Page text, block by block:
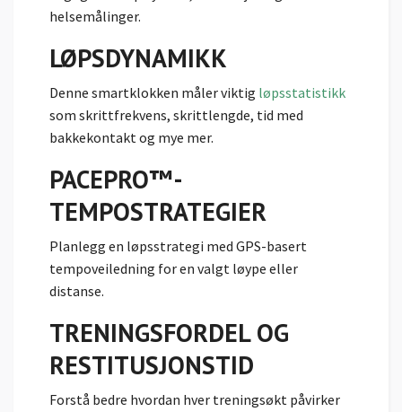
helsemålinger.
LØPSDYNAMIKK
Denne smartklokken måler viktig løpsstatistikk
som skrittfrekvens, skrittlengde, tid med
bakkekontakt og mye mer.
PACEPRO™-
TEMPOSTRATEGIER
Planlegg en løpsstrategi med GPS-basert
tempoveiledning for en valgt løype eller
distanse.
TRENINGSFORDEL OG
RESTITUSJONSTID
Forstå bedre hvordan hver treningsøkt påvirker